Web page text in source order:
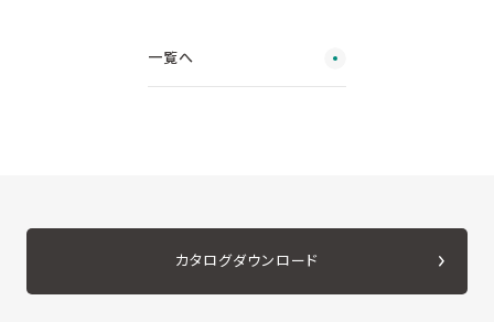
一覧へ
カタログダウンロード